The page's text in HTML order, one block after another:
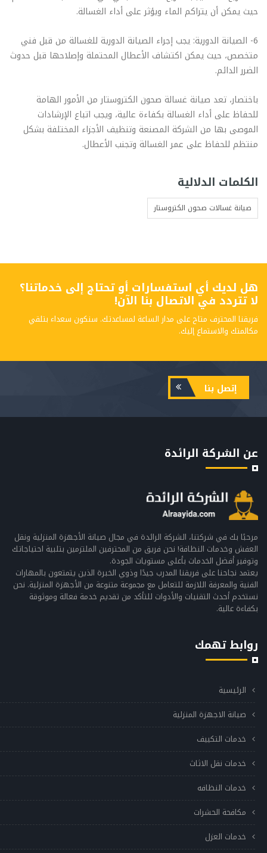
حيث يمكن أن يتراكم الماء ويؤثر على أداء الغسالة.
6- الصيانة الدورية: يجب إجراء الصيانة الدورية للغسالة من قبل فني
متخصص، حيث يمكن اكتشاف الأعطال المحتملة وإصلاحها قبل حدوث
الضرر الدائم.
باختصار، تعد صيانة غسالة صحون الكتروستار من الأمور الهامة
للحفاظ على أداء الغسالة بكفاءة عالية، ويجب اتباع الإرشادات
الموصى بها من الشركة المصنعة وتنظيف الأجزاء المختلفة بشكل
منتظم للحفاظ على عمر الغسالة وتجنب الأعطال.
الكلمات الدلالية
صيانة غسالات صحون الكتروستار
هل لديك أي استفسارات أو تحتاج إلى خدماتنا؟
لا تتردد في الاتصال بنا الآن!
فريقنا المحترف متاح على مدار الساعة لمساعدتك. سنكون سعداء بتلقي
مكالمتك والاستماع إليك.
إتصل بنا
عن الشركة الرائدة
مرحبًا بك في شركتنا، الشركة الرائدة في مجال صيانة الأجهزة المنزلية ونقل
العفش وخدمات النظافة! نحن فريق من المحترفين الملتزمين بتلبية احتياجاتك
وتوفير أفضل الخدمات بأعلى مستويات الجودة.
يعتمد نجاحنا على فريقنا المدرب جيدًا وذوي الخبرة الذين يتمتعون بالمهارات
الفنية والمعرفة اللازمة للتعامل مع مجموعة متنوعة من الأجهزة المنزلية. نحن
نستخدم أحدث التقنيات والأدوات للتأكد من تقديم خدمة فعالة وموثوقة
بكفاءة عالية.
روابط تهمك
الرئيسية
صيانة الاجهزة المنزلية
خدمات التكييف
خدمات نقل الاثاث
خدمات النظافه
مكافحة الحشرات
خدمات العزل